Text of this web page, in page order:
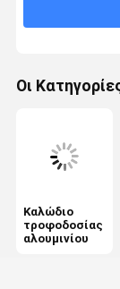
Οι
Καλώδιο
τροφοδοσίας
αλουμινίου